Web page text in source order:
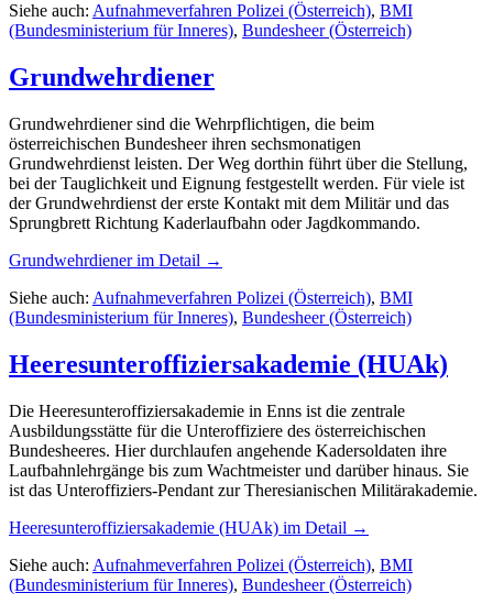
Siehe auch: Aufnahmeverfahren Polizei (Österreich), BMI
(Bundesministerium für Inneres), Bundesheer (Österreich)
Grundwehrdiener
Grundwehrdiener sind die Wehrpflichtigen, die beim
österreichischen Bundesheer ihren sechsmonatigen
Grundwehrdienst leisten. Der Weg dorthin führt über die Stellung,
bei der Tauglichkeit und Eignung festgestellt werden. Für viele ist
der Grundwehrdienst der erste Kontakt mit dem Militär und das
Sprungbrett Richtung Kaderlaufbahn oder Jagdkommando.
Grundwehrdienerim Detail →
Siehe auch: Aufnahmeverfahren Polizei (Österreich), BMI
(Bundesministerium für Inneres), Bundesheer (Österreich)
Heeresunteroffiziersakademie (HUAk)
Die Heeresunteroffiziersakademie in Enns ist die zentrale
Ausbildungsstätte für die Unteroffiziere des österreichischen
Bundesheeres. Hier durchlaufen angehende Kadersoldaten ihre
Laufbahnlehrgänge bis zum Wachtmeister und darüber hinaus. Sie
ist das Unteroffiziers-Pendant zur Theresianischen Militärakademie.
Heeresunteroffiziersakademie (HUAk) im Detail →
Siehe auch: Aufnahmeverfahren Polizei (Österreich), BMI
(Bundesministerium für Inneres), Bundesheer (Österreich)